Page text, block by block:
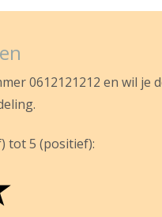
0612121212 en wil je
tot 5 (positief):